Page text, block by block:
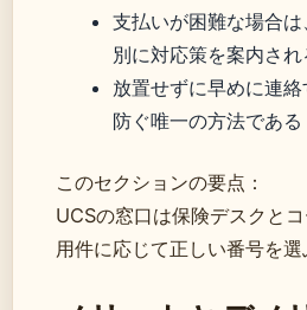
支払いが困難な場合
別に対応策を案内さ
放置せずに早めに連
防ぐ唯一の方法である
このセクションの要点：
UCSの窓口は保険デスクと
用件に応じて正しい番号を